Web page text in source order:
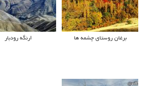
برغان روستای چشمه ها ارنگه رودبار